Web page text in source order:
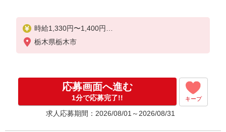
時給1,330円〜1,400円
◆無資格・経験者：時給1,330円〜
◆介護福祉士：時給1,400円〜
※経験者は3ヶ月以上
※給与幅は経験・能力による
栃木県栃木市
応募画面へ進む
1分で応募完了!! キープ
求人応募期間：2026/08/01～2026/08/31